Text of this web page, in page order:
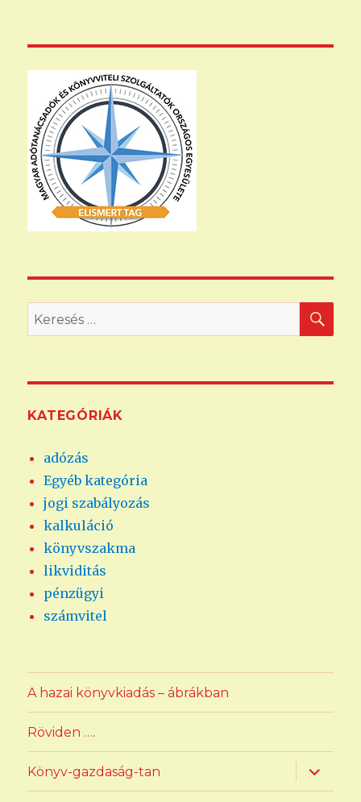
Keresés
a
kifejezésre:
KATEGÓRIÁK
adózás
Egyéb kategória
jogi szabályozás
kalkuláció
könyvszakma
likviditás
pénzügyi
számvitel
A hazai könyvkiadás – ábrákban
Röviden ….
Könyv-gazdaság-tan
almenü